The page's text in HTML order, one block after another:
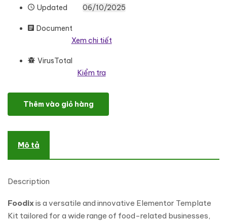
Updated 06/10/2025
Document
Xem chi tiết
VirusTotal
Kiểm tra
Foodix - Fast Foods & Restaurants Elementor Template Kit số
Thêm vào giỏ hàng
Mô tả
Description
Foodixis a versatile and innovative Elementor Template
Kit tailored for a wide range of food-related businesses,